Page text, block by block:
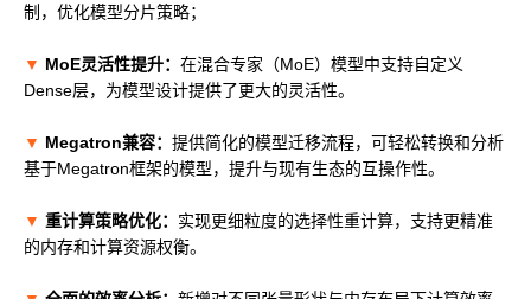
制，优化模型分片策略；
▼ MoE灵活性提升： 在混合专家（MoE）模型中支持自定义
Dense层，为模型设计提供了更大的灵活性。
▼ Megatron兼容： 提供简化的模型迁移流程，可轻松转换和分析
基于Megatron框架的模型，提升与现有生态的互操作性。
▼ 重计算策略优化： 实现更细粒度的选择性重计算，支持更精准
的内存和计算资源权衡。